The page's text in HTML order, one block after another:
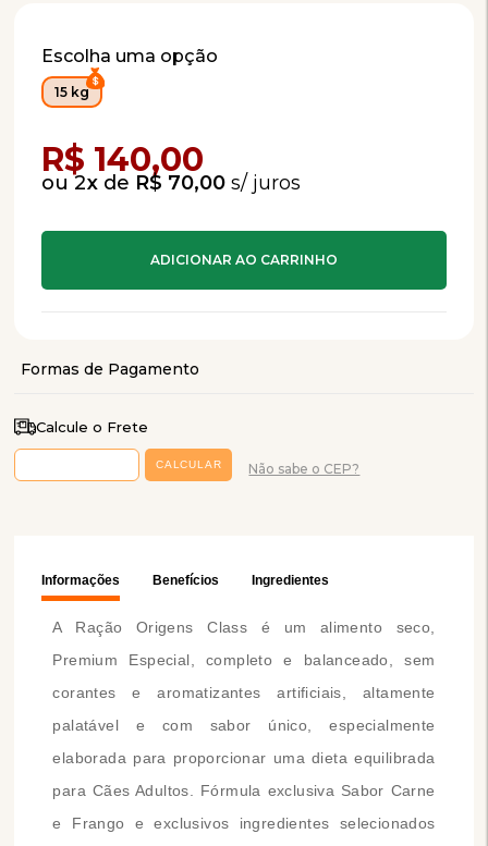
Escolha uma opção
15 kg
R$ 140,00
2x de R$ 70,00
Calcule o Frete
Não sabe o CEP?
Informações Benefícios Ingredientes
A Ração Origens Class é um alimento seco,
Premium Especial, completo e balanceado, sem
corantes e aromatizantes artificiais, altamente
palatável e com sabor único, especialmente
elaborada para proporcionar uma dieta equilibrada
para Cães Adultos. Fórmula exclusiva Sabor Carne
e Frango e exclusivos ingredientes selecionados